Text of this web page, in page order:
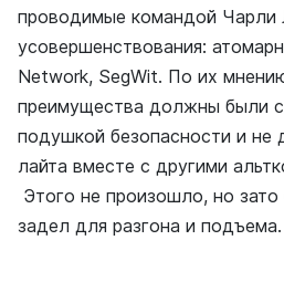
проводимые командой Чарли
усовершенствования:
Network, SegWit. По их
преимущества должны были
подушкой безопасности и не
лайта вместе с другими
Этого не произошло, но
задел для разгона и подъема.